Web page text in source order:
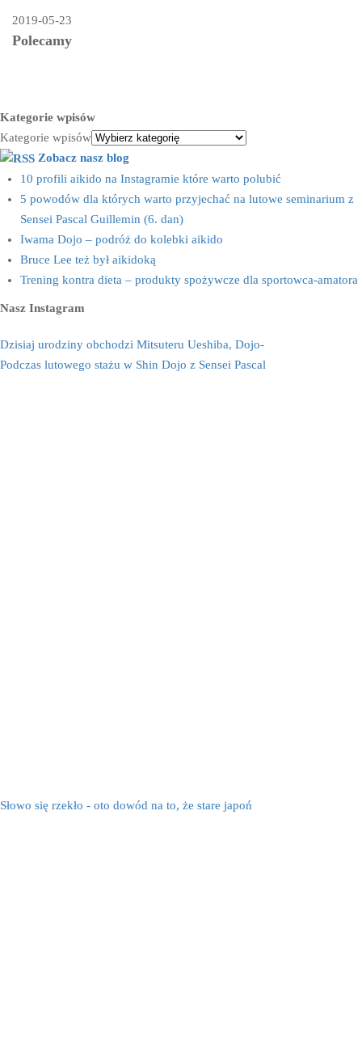
2019-05-23
Polecamy
Kategorie wpisów
Kategorie wpisów
Zobacz nasz blog
10 profili aikido na Instagramie które warto polubić
5 powodów dla których warto przyjechać na lutowe seminarium z
Sensei Pascal Guillemin (6. dan)
Iwama Dojo – podróż do kolebki aikido
Bruce Lee też był aikidoką
Trening kontra dieta – produkty spożywcze dla sportowca-amatora
Nasz Instagram
Dzisiaj urodziny obchodzi Mitsuteru Ueshiba, Dojo-
Podczas lutowego stażu w Shin Dojo z Sensei Pascal
Słowo się rzekło - oto dowód na to, że stare japoń